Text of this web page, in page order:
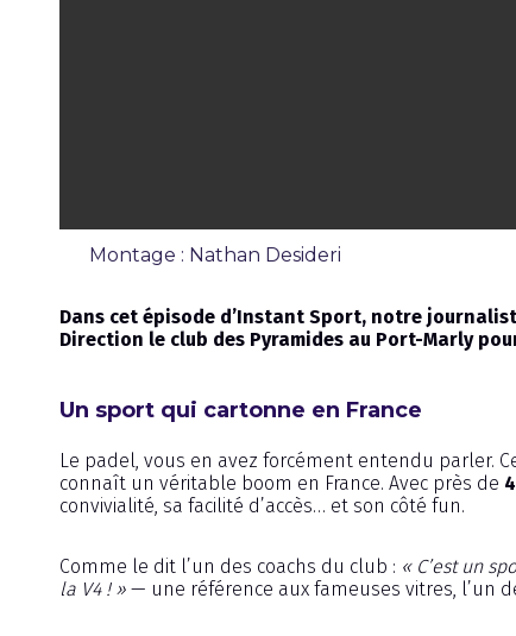
Montage : Nathan Desideri
Dans cet épisode d’Instant Sport, notre
Direction le club des Pyramides au Port-Marly
Un sport qui cartonne en France
Le padel, vous en avez forcément entendu parler.
connaît un véritable boom en France. Avec près de
convivialité, sa facilité d’accès… et son côté fun.
Comme le dit l’un des coachs du club : « C’est un
la V4 ! » — une référence aux fameuses vitres, l’un